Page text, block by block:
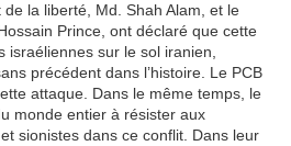
de la liberté, Md. Shah Alam, et le
Prince, ont déclaré que cette
sur le sol iranien,
précédent dans l’histoire. Le PCB
attaque. Dans le même temps, le
monde entier à résister aux
sionistes dans ce conflit. Dans leur